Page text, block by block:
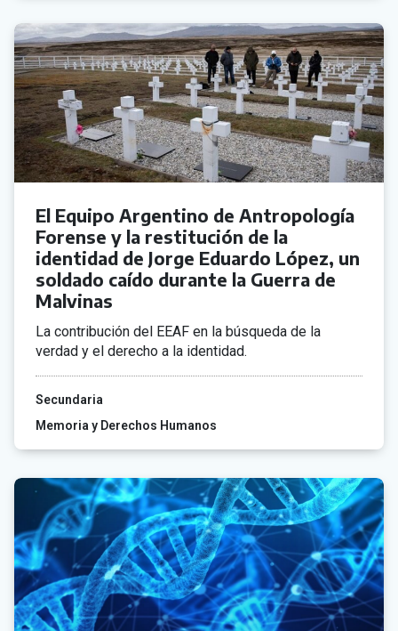
El Equipo Argentino de Antropología
Forense y la restitución de la
identidad de Jorge Eduardo López, un
soldado caído durante la Guerra de
Malvinas
La contribución del EEAF en la búsqueda de la
verdad y el derecho a la identidad.
Secundaria
Memoria y Derechos Humanos